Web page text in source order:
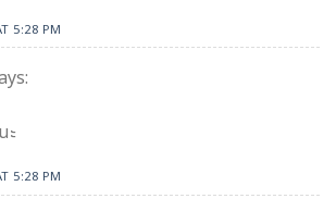
5:28 PM
ะ
5:28 PM